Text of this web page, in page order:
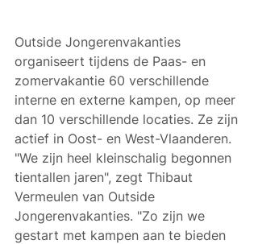
Outside Jongerenvakanties
organiseert tijdens de Paas- en
zomervakantie 60 verschillende
interne en externe kampen, op meer
dan 10 verschillende locaties. Ze zijn
actief in Oost- en West-Vlaanderen.
"We zijn heel kleinschalig begonnen
tientallen jaren", zegt Thibaut
Vermeulen van Outside
Jongerenvakanties. "Zo zijn we
gestart met kampen aan te bieden